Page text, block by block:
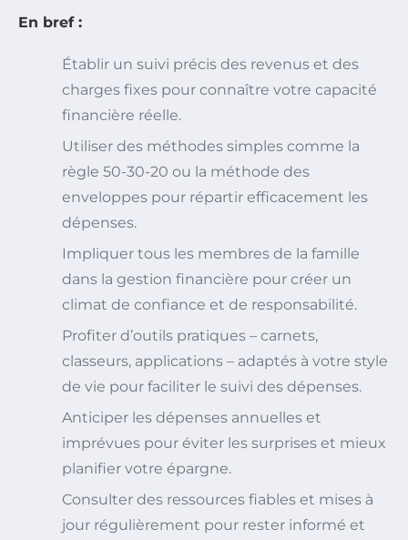
En bref :
Établir un suivi précis des revenus et des
charges fixes pour connaître votre capacité
financière réelle.
Utiliser des méthodes simples comme la
règle 50-30-20 ou la méthode des
enveloppes pour répartir efficacement les
dépenses.
Impliquer tous les membres de la famille
dans la gestion financière pour créer un
climat de confiance et de responsabilité.
Profiter d’outils pratiques – carnets,
classeurs, applications – adaptés à votre style
de vie pour faciliter le suivi des dépenses.
Anticiper les dépenses annuelles et
imprévues pour éviter les surprises et mieux
planifier votre épargne.
Consulter des ressources fiables et mises à
jour régulièrement pour rester informé et